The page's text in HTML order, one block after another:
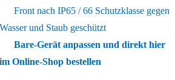
Front nach IP65 / 66 Schutzklasse gegen
Wasser und Staub geschützt
Bare-Gerät anpassen und direkt hier
im Online-Shop bestellen